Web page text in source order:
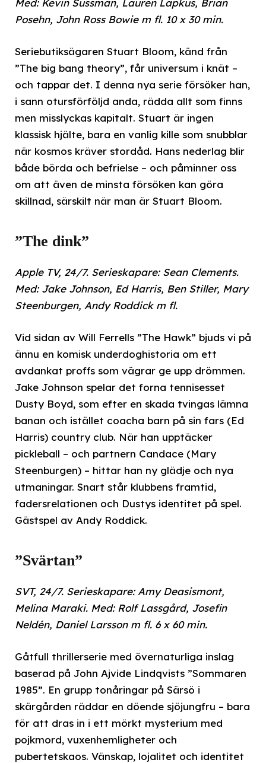
Med: Kevin Sussman, Lauren Lapkus, Brian
Posehn, John Ross Bowie m fl. 10 x 30 min.
Seriebutiksägaren Stuart Bloom, känd från
”The big bang theory”, får universum i knät –
och tappar det. I denna nya serie försöker han,
i sann otursförföljd anda, rädda allt som finns
men misslyckas kapitalt. Stuart är ingen
klassisk hjälte, bara en vanlig kille som snubblar
när kosmos kräver stordåd. Hans nederlag blir
både börda och befrielse – och påminner oss
om att även de minsta försöken kan göra
skillnad, särskilt när man är Stuart Bloom.
”The dink”
Apple TV, 24/7. Serieskapare: Sean Clements.
Med: Jake Johnson, Ed Harris, Ben Stiller, Mary
Steenburgen, Andy Roddick m fl.
Vid sidan av Will Ferrells ”The Hawk” bjuds vi på
ännu en komisk underdoghistoria om ett
avdankat proffs som vägrar ge upp drömmen.
Jake Johnson spelar det forna tennisesset
Dusty Boyd, som efter en skada tvingas lämna
banan och istället coacha barn på sin fars (Ed
Harris) country club. När han upptäcker
pickleball – och partnern Candace (Mary
Steenburgen) – hittar han ny glädje och nya
utmaningar. Snart står klubbens framtid,
fadersrelationen och Dustys identitet på spel.
Gästspel av Andy Roddick.
”Svärtan”
SVT, 24/7. Serieskapare: Amy Deasismont,
Melina Maraki. Med: Rolf Lassgård, Josefin
Neldén, Daniel Larsson m fl. 6 x 60 min.
Gåtfull thrillerserie med övernaturliga inslag
baserad på John Ajvide Lindqvists ”Sommaren
1985”. En grupp tonåringar på Särsö i
skärgården räddar en döende sjöjungfru – bara
för att dras in i ett mörkt mysterium med
pojkmord, vuxenhemligheter och
pubertetskaos. Vänskap, lojalitet och identitet